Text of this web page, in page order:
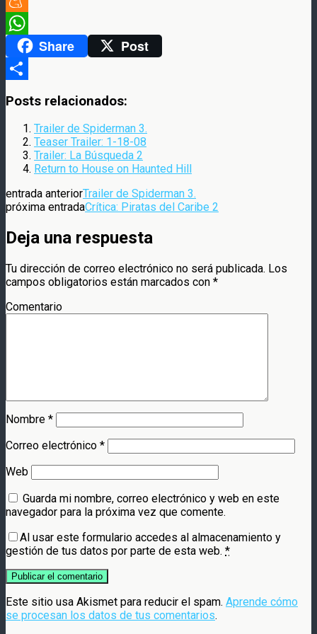
Meneame
WhatsAppShare Post
Posts relacionados:
Trailer de Spiderman 3.
Teaser Trailer: 1-18-08
Trailer: La Búsqueda 2
Return to House on Haunted Hill
entrada anteriorTrailer de Spiderman 3.
próxima entradaCrítica: Piratas del Caribe 2
Deja una respuesta
Tu dirección de correo electrónico no será publicada. Los
campos obligatorios están marcados con *
Comentario
Nombre *
Correo electrónico *
Web
Guarda mi nombre, correo electrónico y web en este
navegador para la próxima vez que comente.
Al usar este formulario accedes al almacenamiento y
gestión de tus datos por parte de esta web. *
Este sitio usa Akismet para reducir el spam. Aprende cómo
se procesan los datos de tus comentarios.